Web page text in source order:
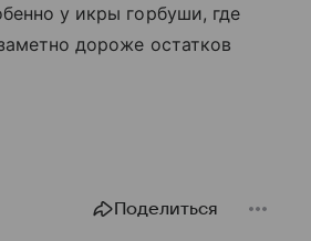
у икры горбуши, где
дороже остатков
Поделиться